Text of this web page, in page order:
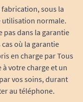
sous la
normale.
dans la garantie
où la garantie
en charge par Tous
votre charge et un
vos soins, durant
au téléphone.